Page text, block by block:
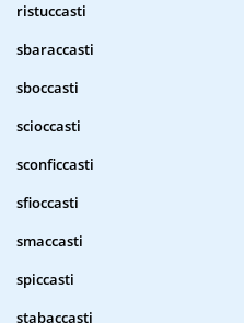
ristuccasti
sbaraccasti
sboccasti
scioccasti
sconficcasti
sfioccasti
smaccasti
spiccasti
stabaccasti